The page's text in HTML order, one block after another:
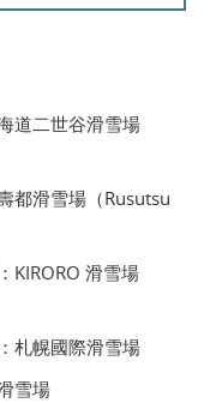
道二世谷滑雪場
都滑雪場（Rusutsu
KIRORO 滑雪場
札幌國際滑雪場
雪場